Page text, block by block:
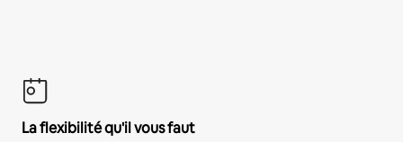
La flexibilité qu'il vous faut